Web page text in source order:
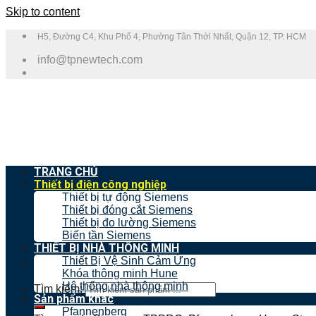
Skip to content
H5, Đường C4, Khu Phố 4, Phường Tân Thới Nhất, Quận 12, TP. HCM
info@tpnewtech.com
Tìm kiếm:
TRANG CHỦ
Thiết bị điện công nghiệp
Thiết bị tự động Siemens
Thiết bị đóng cắt Siemens
Thiết bị đo lường Siemens
Biến tần Siemens
THIẾT BỊ NHÀ THÔNG MINH
Thiết Bị Vệ Sinh Cảm Ứng
Khóa thông minh Hune
Hệ thống nhà thông minh
Sản phẩm khác
Pfannenberg